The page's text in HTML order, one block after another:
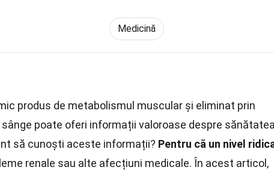
Medicină
produs de metabolismul muscular și eliminat prin
sânge poate oferi informații valoroase despre sănătatea
să cunoști aceste informații? Pentru că un nivel
renale sau alte afecțiuni medicale. În acest articol,